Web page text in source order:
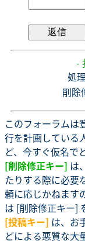
-
処理
削除
このフォーラムは
行を計画している
ど、今すぐ仮名で
[削除修正キー] は
たりする際に必要
頼に応じかねます
は [削除修正キー]
[投稿キー] は、お
どによる悪質な大